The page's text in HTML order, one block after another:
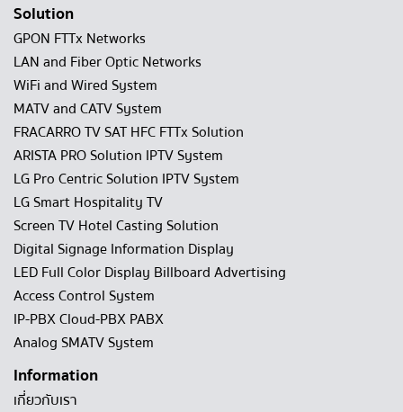
Solution
GPON FTTx Networks
LAN and Fiber Optic Networks
WiFi and Wired System
MATV and CATV System
FRACARRO TV SAT HFC FTTx Solution
ARISTA PRO Solution IPTV System
LG Pro Centric Solution IPTV System
LG Smart Hospitality TV
Screen TV Hotel Casting Solution
Digital Signage Information Display
LED Full Color Display Billboard Advertising
Access Control System
IP-PBX Cloud-PBX PABX
Analog SMATV System
Information
เกี่ยวกับเรา